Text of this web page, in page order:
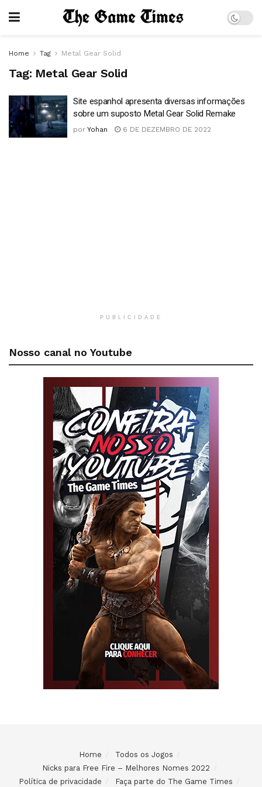
Home Tag Metal Gear Solid
Tag: Metal Gear Solid
Site espanhol apresenta diversas informações
sobre um suposto Metal Gear Solid Remake
por Yohan 6 DE DEZEMBRO DE 2022
PUBLICIDADE
Nosso canal no Youtube
Home
Todos os Jogos
Nicks para Free Fire – Melhores Nomes 2022
Política de privacidade
Faça parte do The Game Times